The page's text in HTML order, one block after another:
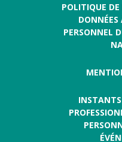
POLITIQUE
DONNÉES
PERSONNEL